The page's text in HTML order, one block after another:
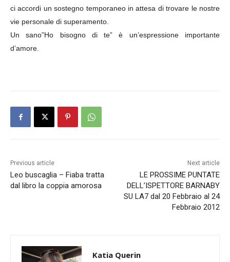
ci accordi un sostegno temporaneo in attesa di trovare le nostre
vie personale di superamento.
Un sano”Ho bisogno di te” è un’espressione importante
d’amore.
Previous article
Leo buscaglia – Fiaba tratta
dal libro la coppia amorosa
Next article
LE PROSSIME PUNTATE
DELL’ISPETTORE BARNABY
SU LA7 dal 20 Febbraio al 24
Febbraio 2012
Katia Querin